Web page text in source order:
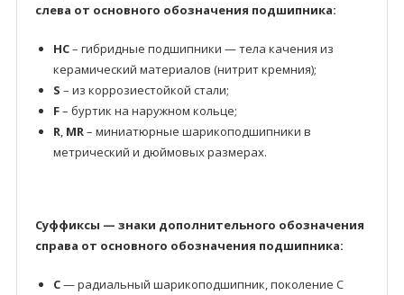
слева от основного обозначения подшипника:
HC– гибридные подшипники — тела качения из
керамический материалов (нитрит кремния);
S – из коррозиестойкой стали;
F– буртик на наружном кольце;
R, MR– миниатюрные шарикоподшипники в
метрический и дюймовых размерах.
Суффиксы — знаки дополнительного обозначения
справа от основного обозначения подшипника:
C— радиальный шарикоподшипник, поколение C